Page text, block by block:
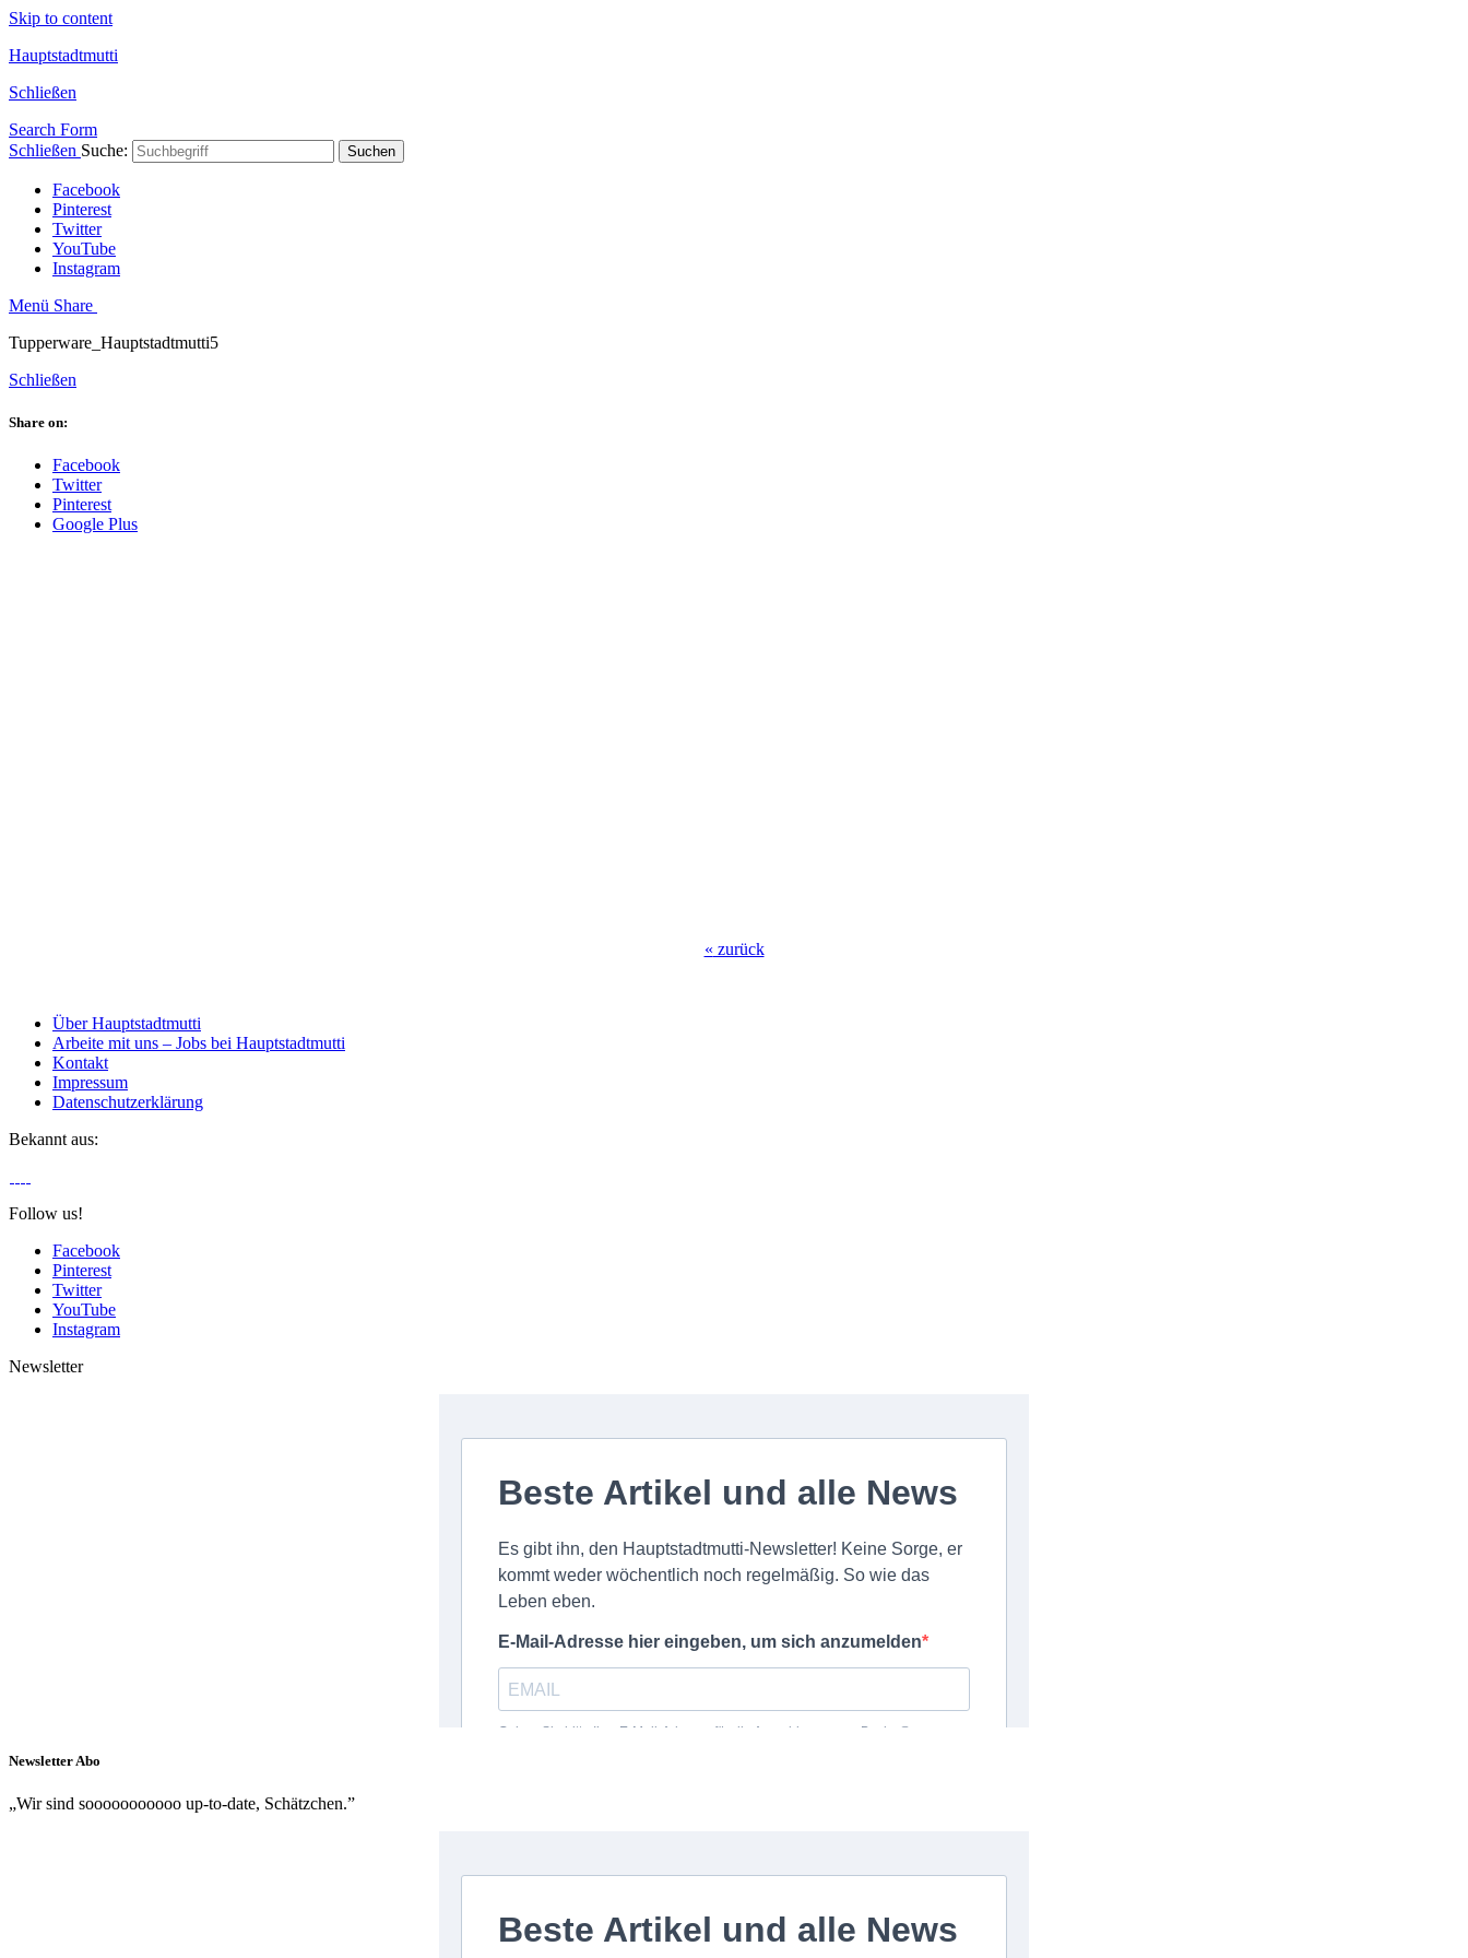
Skip to content
Hauptstadtmutti
Schließen
Search Form
Schließen Suche: Suchen
Facebook
Pinterest
Twitter
YouTube
Instagram
Menü Share
Tupperware_Hauptstadtmutti5
Schließen
Share on:
Facebook
Twitter
Pinterest
Google Plus
« zurück
Über Hauptstadtmutti
Arbeite mit uns – Jobs bei Hauptstadtmutti
Kontakt
Impressum
Datenschutzerklärung
Bekannt aus:
Follow us!
Facebook
Pinterest
Twitter
YouTube
Instagram
Newsletter
Newsletter Abo
„Wir sind sooooooooooo up-to-date, Schätzchen.”